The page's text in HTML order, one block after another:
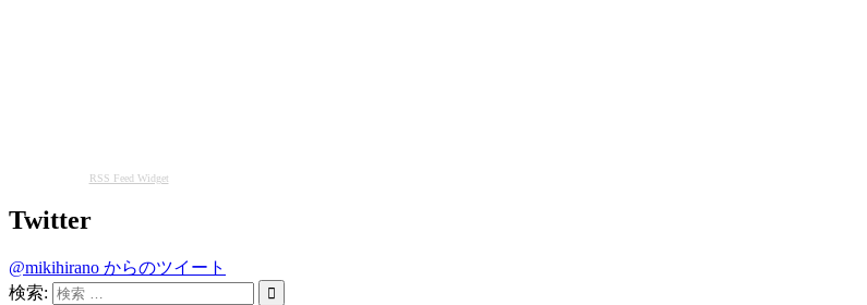
RSS Feed Widget
Twitter
@mikihirano からのツイート
検索: